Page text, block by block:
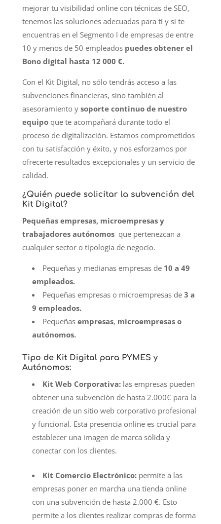
mejorar tu visibilidad online con técnicas de SEO,
tenemos las soluciones adecuadas para ti y si te
encuentras en el Segmento I de empresas de entre
10 y menos de 50 empleadospuedes obtener el
Bono digital hasta 12 000 €.
Con el Kit Digital, no sólo tendrás acceso a las
subvenciones financieras, sino también al
asesoramiento y soporte continuo de nuestro
equipoque te acompañará durante todo el
proceso de digitalización. Estamos comprometidos
con tu satisfacción y éxito, y nos esforzamos por
ofrecerte resultados excepcionales y un servicio de
calidad.
¿Quién puede solicitar la subvención del
Kit Digital?
Pequeñas empresas, microempresas y
trabajadores autónomosque pertenezcan a
cualquier sector o tipología de negocio.
Pequeñas y medianas empresas de 10 a 49
empleados.
Pequeñas empresas o microempresas de3 a
9 empleados.
Pequeñas empresas, microempresas o
autónomos.
Tipo de Kit Digital para PYMES y
Autónomos:
Kit Web Corporativa: las empresas pueden
obtener una subvención de hasta 2.000€ para la
creación de un sitio web corporativo profesional
y funcional. Esta presencia online es crucial para
establecer una imagen de marca sólida y
conectar con los clientes.
Kit Comercio Electrónico:permite a las
empresas poner en marcha una tienda online
con una subvención de hasta 2.000 €. Esto
permite a los clientes realizar compras de forma